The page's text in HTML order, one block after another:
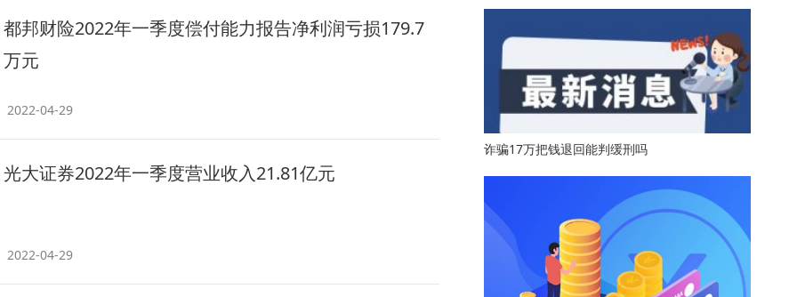
都邦财险2022年一季度偿付能力报告净利润亏损179.7
万元
2022-04-29
光大证券2022年一季度营业收入21.81亿元
2022-04-29
诈骗17万把钱退回能判缓刑吗